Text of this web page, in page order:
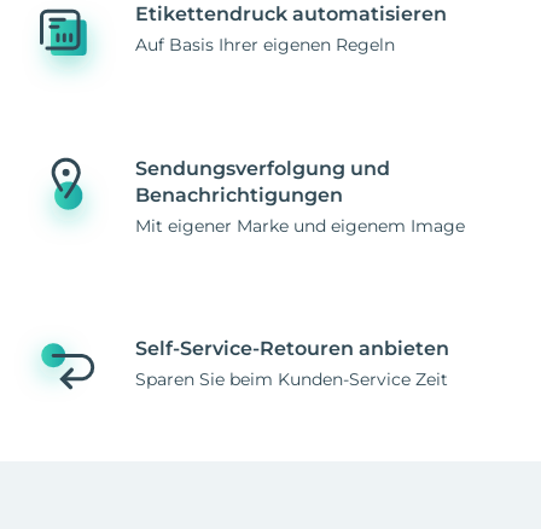
Etikettendruck automatisieren
Auf Basis Ihrer eigenen Regeln
Sendungsverfolgung und
Benachrichtigungen
Mit eigener Marke und eigenem Image
Self-Service-Retouren anbieten
Sparen Sie beim Kunden-Service Zeit